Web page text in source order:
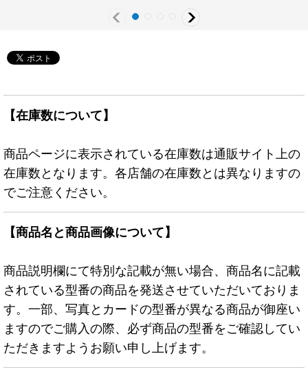
【在庫数について】
商品ページに表示されている在庫数は通販サイト上の
在庫数となります。各店舗の在庫数とは異なりますの
でご注意ください。
【商品名と商品画像について】
商品説明欄にて特別な記載が無い場合、商品名に記載
されている型番の商品を発送させていただいておりま
す。一部、写真とカードの型番が異なる商品が御座い
ますのでご購入の際、必ず商品の型番をご確認してい
ただきますようお願い申し上げます。